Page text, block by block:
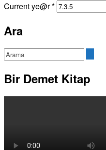
Current ye@r*
Ara
Bir Demet Kitap